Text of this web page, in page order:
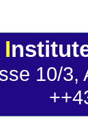
I
10/3,